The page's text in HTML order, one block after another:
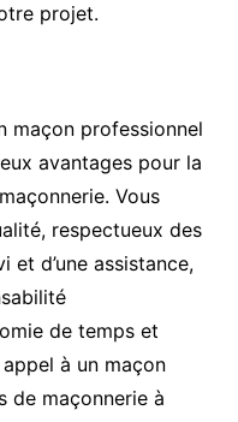
projet.
maçon professionnel
avantages pour la
Vous
respectueux des
et d’une assistance,
de temps et
appel à un maçon
de maçonnerie à